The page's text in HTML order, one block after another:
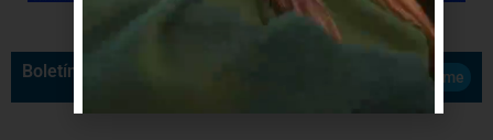
Boletín de Noticias Suscribirme